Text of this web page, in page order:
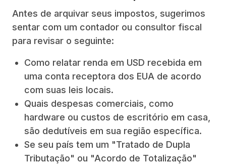
Antes de arquivar seus impostos, sugerimos
sentar com um contador ou consultor fiscal
para revisar o seguinte:
Como relatar renda em USD recebida em
uma conta receptora dos EUA de acordo
com suas leis locais.
Quais despesas comerciais, como
hardware ou custos de escritório em casa,
são dedutíveis em sua região específica.
Se seu país tem um "Tratado de Dupla
Tributação" ou "Acordo de Totalização"